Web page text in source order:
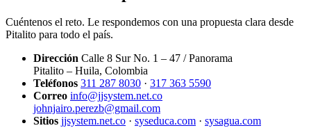
Cuéntenos el reto. Le respondemos con una propuesta clara desde
Pitalito para todo el país.
Dirección Calle 8 Sur No. 1 – 47 / Panorama
Pitalito – Huila, Colombia
Teléfonos 311 287 8030 · 317 363 5590
Correo info@jjsystem.net.co
johnjairo.perezb@gmail.com
Sitios jjsystem.net.co · syseduca.com · sysagua.com